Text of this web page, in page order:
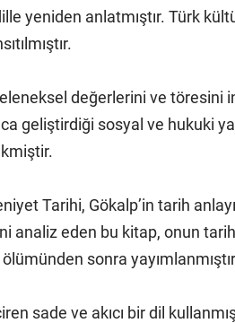
yeniden anlatmıştır. Türk
değerlerini ve töresini
geliştirdiği sosyal ve hukuki
Tarihi, Gökalp’in tarih
analiz eden bu kitap, onun
sonra
sade ve akıcı bir dil